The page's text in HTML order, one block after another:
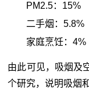
PM2.5：15%
二手烟：5.8%
家庭烹饪：4%
由此可见，吸烟及
个研究，说明吸烟